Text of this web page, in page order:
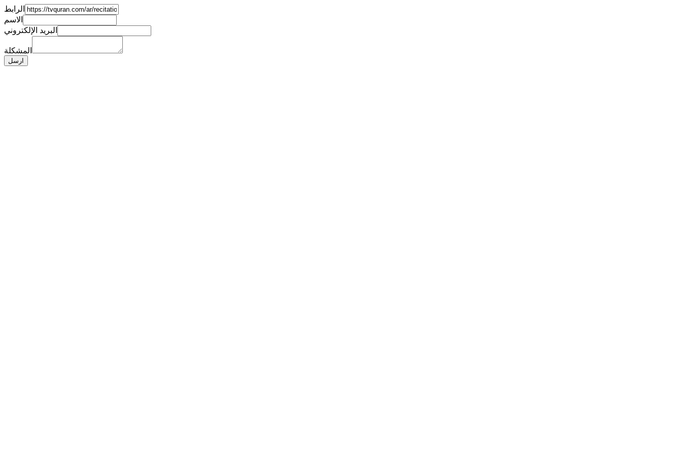
الرابط
الاسم
البريد الإلكتروني
المشكلة
ارسل